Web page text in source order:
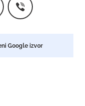
Google izvor